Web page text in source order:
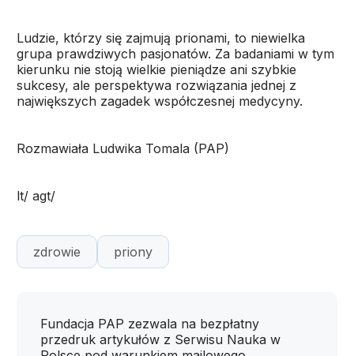
Ludzie, którzy się zajmują prionami, to niewielka
grupa prawdziwych pasjonatów. Za badaniami w tym
kierunku nie stoją wielkie pieniądze ani szybkie
sukcesy, ale perspektywa rozwiązania jednej z
największych zagadek współczesnej medycyny.
Rozmawiała Ludwika Tomala (PAP)
lt/ agt/
zdrowie priony
Fundacja PAP zezwala na bezpłatny
przedruk artykułów z Serwisu Nauka w